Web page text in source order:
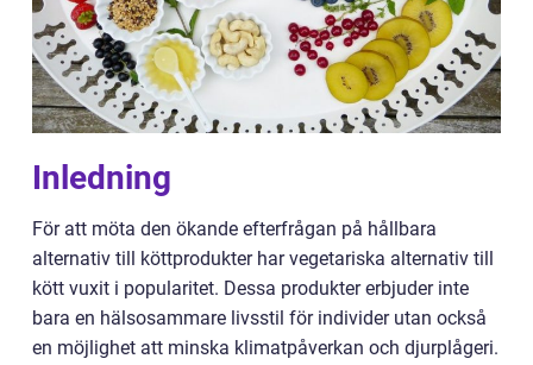
Inledning
För att möta den ökande efterfrågan på hållbara
alternativ till köttprodukter har vegetariska alternativ till
kött vuxit i popularitet. Dessa produkter erbjuder inte
bara en hälsosammare livsstil för individer utan också
en möjlighet att minska klimatpåverkan och djurplågeri.